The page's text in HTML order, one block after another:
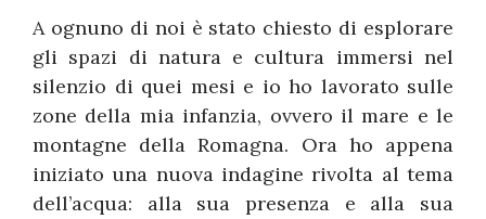
A ognuno di noi è stato chiesto di esplorare
gli spazi di natura e cultura immersi nel
silenzio di quei mesi e io ho lavorato sulle
zone della mia infanzia, ovvero il mare e le
montagne della Romagna. Ora ho appena
iniziato una nuova indagine rivolta al tema
dell’acqua: alla sua presenza e alla sua